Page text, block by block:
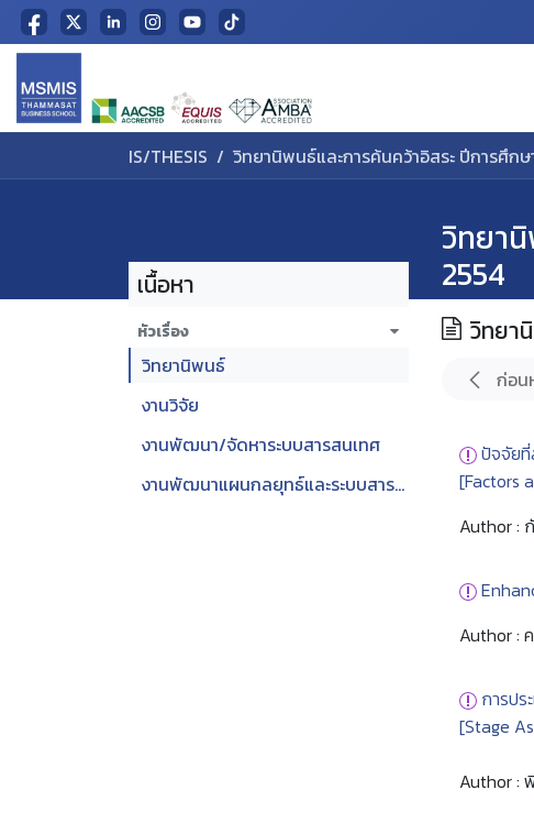
Skip to Content
IS/THESIS วิทยานิพนธ์และการค้นคว้าอิสระ ปีการศึกษ
วิทยา
2554
เนื้อหา
หัวเรื่อง
วิทยานิพนธ์
งานวิจัย
งานพัฒนา/จัดหาระบบสารสนเทศ
งานพัฒนาแผนกลยุทธ์และระบบสารสนเทศ
วิทยา
ก่อน
ปัจจัย
[Factors
Author :
Author :
การปร
[Stage
Author :